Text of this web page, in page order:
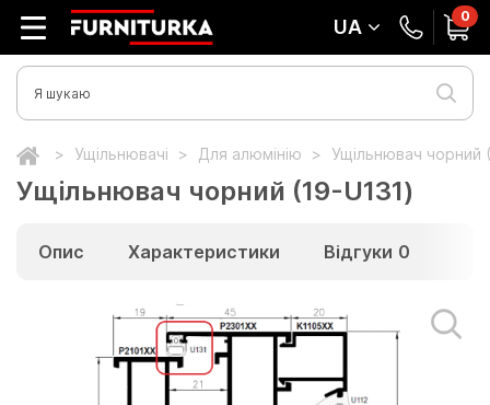
UA 0
Ущільнювачі Для алюмінію Ущільнювач чорний
Ущільнювач чорний (19-U131)
Опис Характеристики Відгуки 0